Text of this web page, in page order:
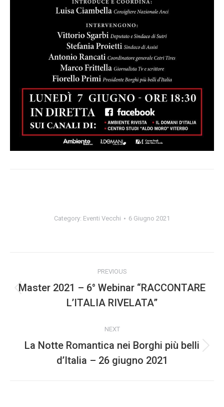
Category: Eventi Vecchi 6 Giugno 2021
navigation
PREVIOUS
Previous
post:
Master 2021 – 6° Webinar “RACCONTARE
L’ITALIA RIVELATA”
NEXT
Next
post:
La Notte Romantica nei Borghi più belli
d’Italia – 26 giugno 2021